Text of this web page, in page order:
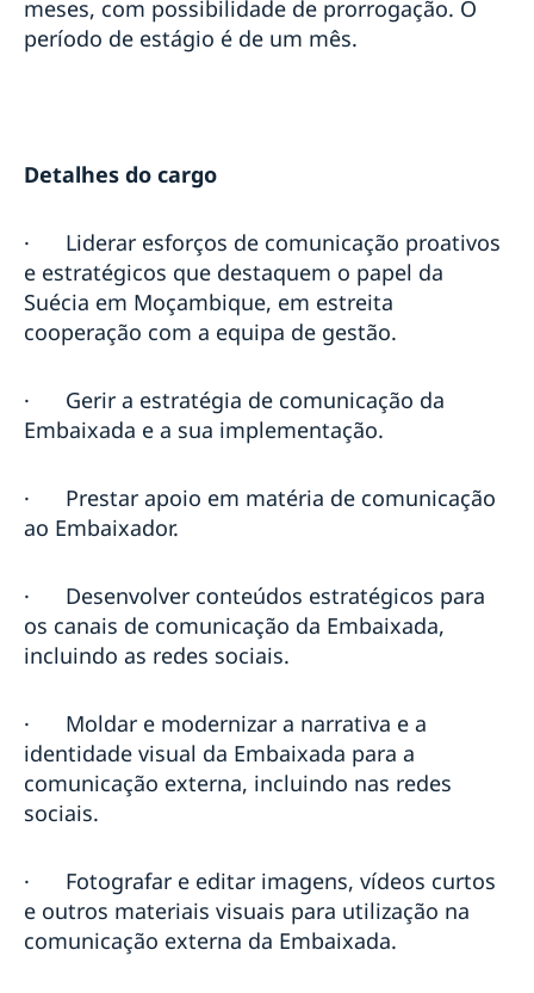
meses, com possibilidade de prorrogação. O
período de estágio é de um mês.
Detalhes do cargo
· Liderar esforços de comunicação proativos
e estratégicos que destaquem o papel da
Suécia em Moçambique, em estreita
cooperação com a equipa de gestão.
· Gerir a estratégia de comunicação da
Embaixada e a sua implementação.
· Prestar apoio em matéria de comunicação
ao Embaixador.
· Desenvolver conteúdos estratégicos para
os canais de comunicação da Embaixada,
incluindo as redes sociais.
· Moldar e modernizar a narrativa e a
identidade visual da Embaixada para a
comunicação externa, incluindo nas redes
sociais.
· Fotografar e editar imagens, vídeos curtos
e outros materiais visuais para utilização na
comunicação externa da Embaixada.